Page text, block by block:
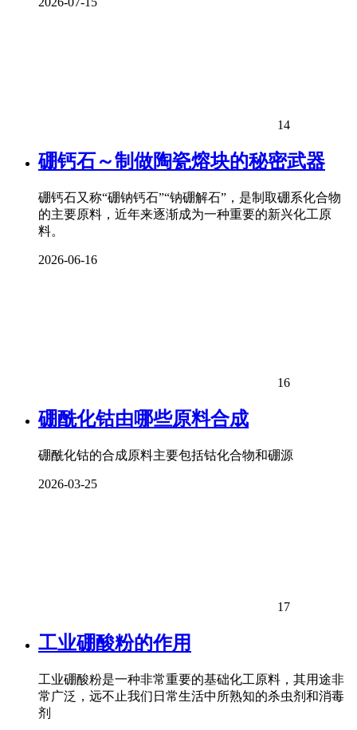
14
硼钙石～制做陶瓷熔块的秘密武器
硼钙石又称“硼钠钙石”“钠硼解石”，是制取硼系化合物
的主要原料，近年来逐渐成为一种重要的新兴化工原
料。
2026-06-16
16
硼酰化钴由哪些原料合成
硼酰化钴的合成原料主要包括钴化合物和硼源
2026-03-25
17
工业硼酸粉的作用
工业硼酸粉是一种非常重要的基础化工原料，其用途非
常广泛，远不止我们日常生活中所熟知的杀虫剂和消毒
剂